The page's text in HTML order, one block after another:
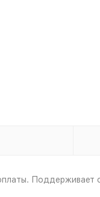
Поддерживает